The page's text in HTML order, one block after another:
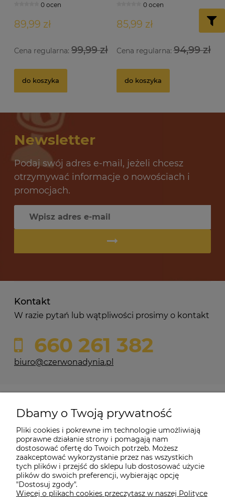
0 ocen
89,99 zł
Cena regularna: 99,99 zł
do koszyka
0 ocen
85,99 zł
Cena regularna:94,99 zł
do koszyka
12,69 zł
do koszyka
Newsletter
Podaj swój adres e-mail, jeżeli chcesz
otrzymywać informacje o nowościach i
promocjach.
Kontakt
W razie pytań lub wątpliwości prosimy o kontakt
660 261 382
biuro@czerwonadynia.pl
Moje konto
O firmie
Czerwona Dynia|ul. Konarskiego 9a| 66-200 Świebodzin |
Dbamy o Twoją prywatność
Pliki cookies i pokrewne im technologie umożliwiają
poprawne działanie strony i pomagają nam
dostosować ofertę do Twoich potrzeb. Możesz
zaakceptować wykorzystanie przez nas wszystkich
tych plików i przejść do sklepu lub dostosować użycie
plików do swoich preferencji, wybierając opcję
"Dostosuj zgody".
Więcej o plikach cookies przeczytasz w naszej Polityce